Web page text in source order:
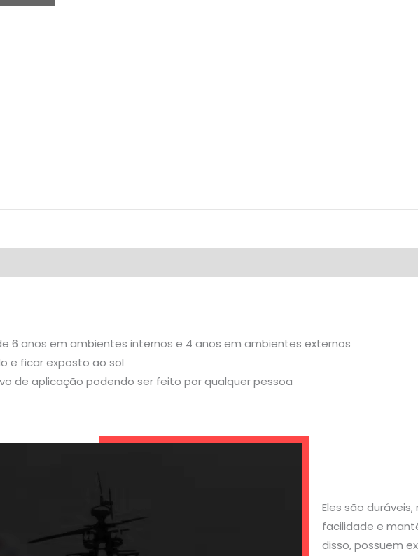
6 anos em ambientes internos e 4 anos em ambientes externos
e ficar exposto ao sol
de aplicação podendo ser feito por qualquer pessoa
Eles são
facilidade e
disso, possuem